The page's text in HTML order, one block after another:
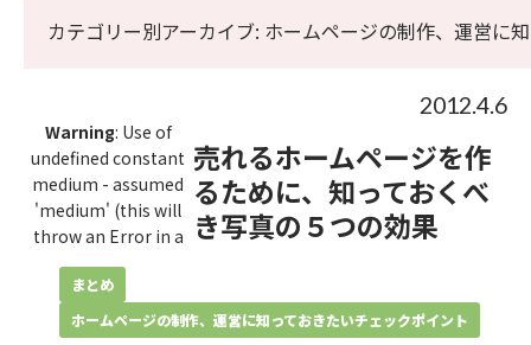
カテゴリー別アーカイブ: ホームページの制作、運営に
2012.4.6
売れるホームページを作
るために、知っておくべ
き写真の５つの効果
まとめ
ホームページの制作、運営に知っておきたいチェックポイント
Warning: Use of
undefined constant
medium - assumed
'medium' (this will
throw an Error in a